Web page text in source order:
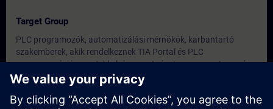
Target Group
PLC programozók, automatizálási mérnökök, karbantartó
szakemberek, akik rendelkeznek TIA Portal és PLC
programozási ismeretekkel, és szeretnének a programtervezés
egy magasabb szintjére lépni.